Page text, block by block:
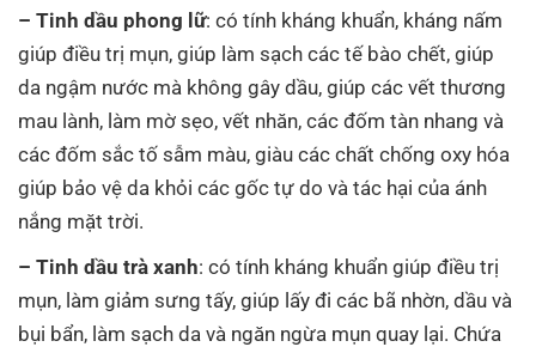
– Tinh dầu phong lữ: có tính kháng khuẩn, kháng nấm
giúp điều trị mụn, giúp làm sạch các tế bào chết, giúp
da ngậm nước mà không gây dầu, giúp các vết thương
mau lành, làm mờ sẹo, vết nhăn, các đốm tàn nhang và
các đốm sắc tố sẫm màu, giàu các chất chống oxy hóa
giúp bảo vệ da khỏi các gốc tự do và tác hại của ánh
nắng mặt trời.
– Tinh dầu trà xanh: có tính kháng khuẩn giúp điều trị
mụn, làm giảm sưng tấy, giúp lấy đi các bã nhờn, dầu và
bụi bẩn, làm sạch da và ngăn ngừa mụn quay lại. Chứa